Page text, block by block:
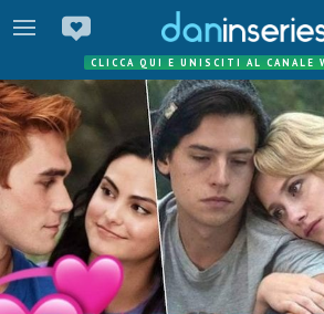
CLICCA QUI E UNISCITI AL CANALE